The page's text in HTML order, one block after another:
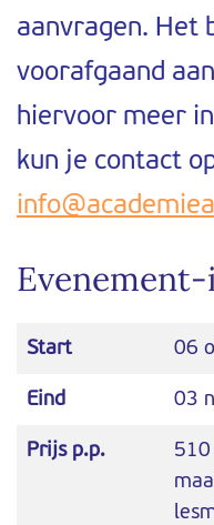
aanvragen. Het
voorafgaand
hiervoor meer
kun je contact
Start 06
Eind 03
Prijs p.p.
510